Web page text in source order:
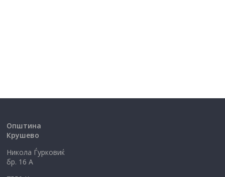
Општина
Крушево
Никола Ѓурковиќ
бр. 16 А